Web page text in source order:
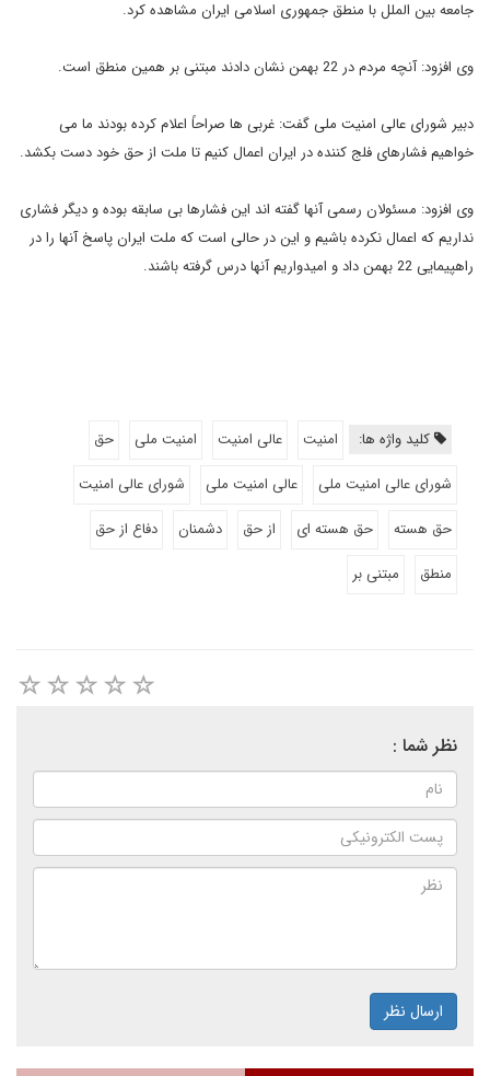
جامعه بین الملل با منطق جمهوری اسلامی ایران مشاهده کرد.
وی افزود: آنچه مردم در 22 بهمن نشان دادند مبتنی بر همین منطق است.
دبیر شورای عالی امنیت ملی گفت: غربی ها صراحاً اعلام کرده بودند ما می
خواهیم فشارهای فلج کننده در ایران اعمال کنیم تا ملت از حق خود دست بکشد.
وی افزود: مسئولان رسمی آنها گفته اند این فشارها بی سابقه بوده و دیگر فشاری
نداریم که اعمال نکرده باشیم و این در حالی است که ملت ایران پاسخ آنها را در
راهپیمایی 22 بهمن داد و امیدواریم آنها درس گرفته باشند.
کلید واژه ها: امنیت عالی امنیت امنیت ملی
حق
شورای عالی امنیت ملی
عالی امنیت ملی
شورای عالی امنیت
حق هسته
حق هسته ای از حق دشمنان
دفاع از حق
منطق
مبتنی بر
نظر شما :
ارسال نظر